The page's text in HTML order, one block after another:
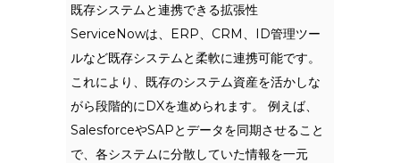
既存システムと連携できる拡張性
ServiceNowは、ERP、CRM、ID管理ツー
ルなど既存システムと柔軟に連携可能です。
これにより、既存のシステム資産を活かしな
がら段階的にDXを進められます。 例えば、
SalesforceやSAPとデータを同期させること
で、各システムに分散していた情報を一元